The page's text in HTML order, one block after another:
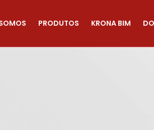
PRODUTOS KRONA BIM